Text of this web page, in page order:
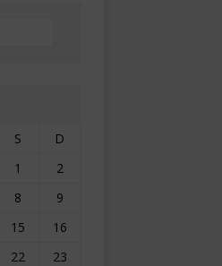
S
D
1
2
8
9
15
16
22
23